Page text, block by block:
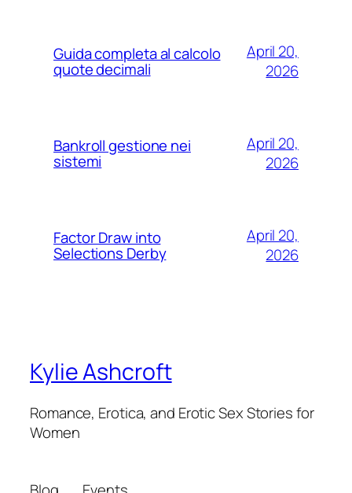
Guida completa al calcolo
quote decimali
April 20,
2026
Bankroll gestione nei
sistemi
April 20,
2026
Factor Draw into
Selections Derby
April 20,
2026
Kylie Ashcroft
Romance, Erotica, and Erotic Sex Stories for
Women